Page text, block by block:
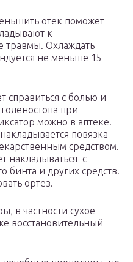
отек поможет
к
травмы. Охлаждать
не меньше 15
справиться с болью и
при
можно в аптеке.
повязка
средством.
накладываться с
бинта и других средств.
ортез.
в частности сухое
восстановительный